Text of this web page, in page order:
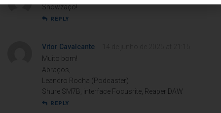
Showzaço!
REPLY
Vitor Cavalcante
Muito bom!
Abraços,
Leandro Rocha (Podcaster)
Shure SM7B, interface Focusrite, Reaper DAW
REPLY